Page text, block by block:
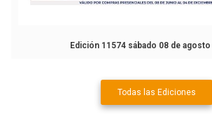
Edición 11574 sábado 08 de
Todas las Ediciones